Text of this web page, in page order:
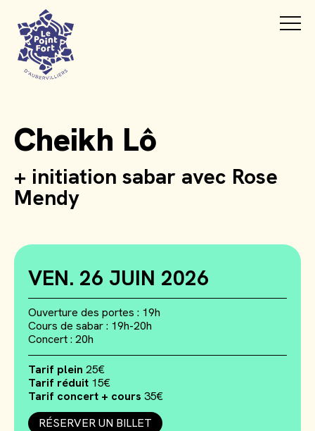
Cheikh Lô
+ initiation sabar avec Rose
Mendy
VEN. 26 JUIN 2026
Ouverture des portes : 19h
Cours de sabar : 19h-20h
Concert : 20h
Tarif plein 25€
Tarif réduit 15€
Tarif concert + cours 35€
RÉSERVER UN BILLET